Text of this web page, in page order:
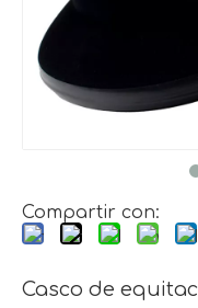
Compartir con:
Casco de